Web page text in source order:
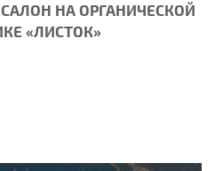
НА ОРГАНИЧЕСКОЙ
«ЛИСТОК»